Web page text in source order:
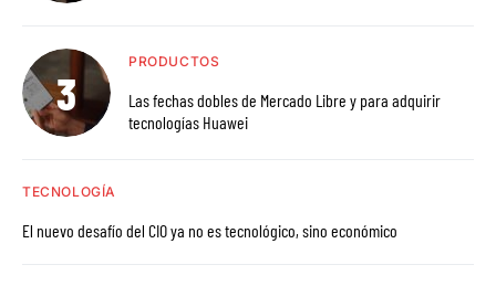
PRODUCTOS
Las fechas dobles de Mercado Libre y para adquirir
tecnologías Huawei
TECNOLOGÍA
El nuevo desafío del CIO ya no es tecnológico, sino económico